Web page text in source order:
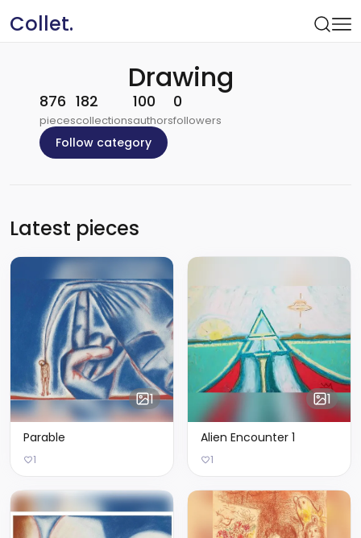
Collet.
Drawing
Follow category
876
pieces
182
collections
100
authors
0
followers
Latest pieces
1
Parable
1
1
Alien Encounter 1
1